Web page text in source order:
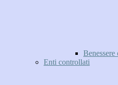
Enti controllati